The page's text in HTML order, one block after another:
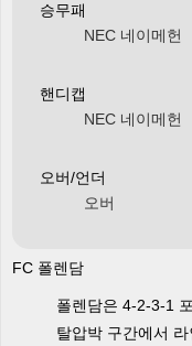
승무패
NEC 네이메헌
핸디캡
NEC 네이메헌
오버/언더
오버
FC 폴렌담
폴렌담은 4-2-3-1
탈압박 구간에서